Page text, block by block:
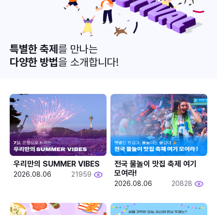
특별한 축제를 만나는
다양한 방법을 소개합니다!
우리만의 SUMMER VIBES
2026.08.06 21959
전국 물놀이 맛집 축제 여기
모여라!
2026.08.06 20828